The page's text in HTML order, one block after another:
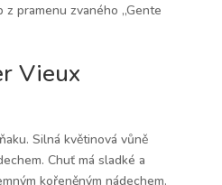
pramenu zvaného „Gente
Vieux
Silná květinová vůně
Chuť má sladké a
kořeněným nádechem.